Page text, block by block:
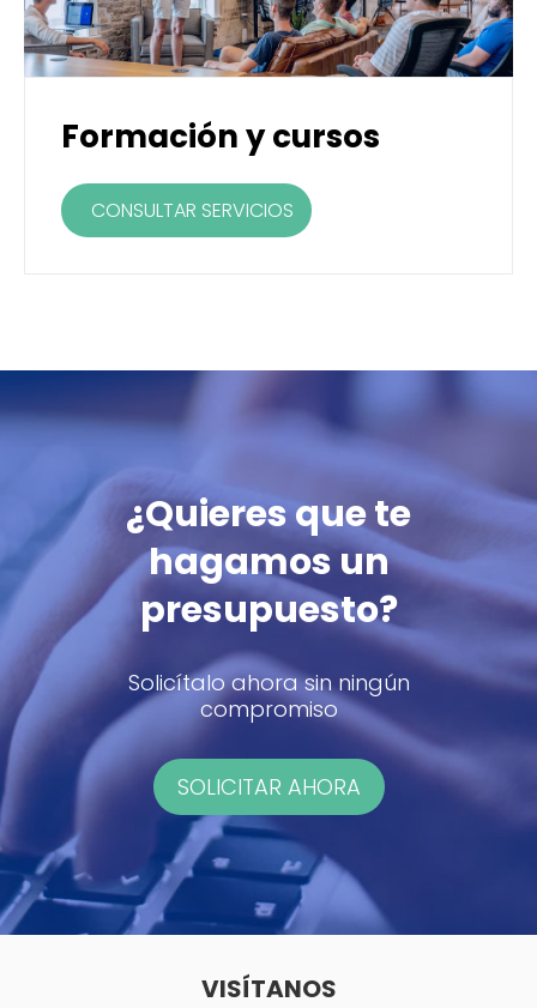
Formación y cursos
CONSULTAR SERVICIOS
¿Quieres que te
hagamos un
presupuesto?
Solicítalo ahora sin ningún
compromiso
SOLICITAR AHORA
VISÍTANOS